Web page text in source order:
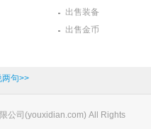
出售装备
出售金币
两句>>
公司(youxidian.com) All Rights